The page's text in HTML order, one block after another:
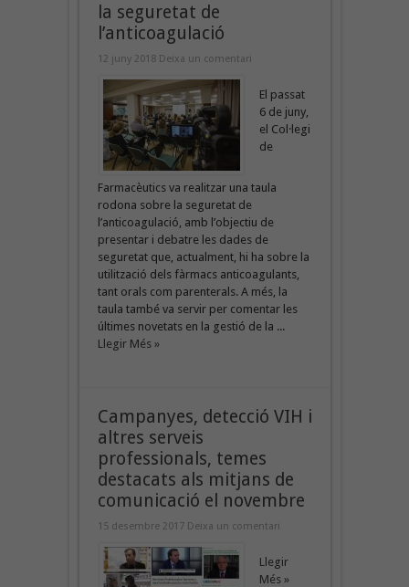
la seguretat de
l’anticoagulació
12 juny 2018 Deixa un comentari
El passat
6 de juny,
el Col·legi
de
Farmacèutics va realitzar una taula
rodona sobre la seguretat de
l’anticoagulació, amb l’objectiu de
presentar i debatre les dades de
seguretat que, actualment, hi ha sobre la
utilització dels fàrmacs anticoagulants,
tant orals com parenterals. A més, la
taula també va servir per comentar les
últimes novetats en la gestió de la ...
Llegir Més »
Campanyes, detecció VIH i
altres serveis
professionals, temes
destacats als mitjans de
comunicació el novembre
15 desembre 2017 Deixa un comentari
Llegir
Més »